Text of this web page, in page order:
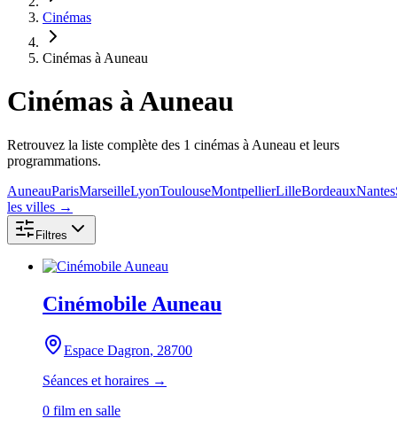
Cinémas
Cinémas à Auneau
Cinémas à Auneau
Retrouvez la liste complète des 1 cinémas à Auneau et leurs
programmations.
AuneauParisMarseilleLyonToulouseMontpellierLilleBordeauxNantes
les villes →
Filtres
Cinémobile Auneau
Espace Dagron, 28700
Séances et horaires →
0 film en salle